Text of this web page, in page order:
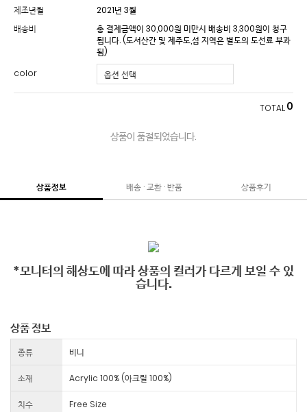
제조년월
2021년 3월
배송비
총 결제금액이 30,000원 미만시 배송비 3,300원이 청구
됩니다.(도서산간 및 제주도,섬 지역은 별도의 도선료 부과
됨)
color
TOTAL0
상품이 품절되었습니다.
상품정보 배송 · 교환 · 반품 상품후기
*모니터의 해상도에 따라 상품의 컬러가 다르게 보일 수 있
습니다.
상품 정보
종류 비니
소재 Acrylic 100% (아크릴 100%)
치수 Free Size